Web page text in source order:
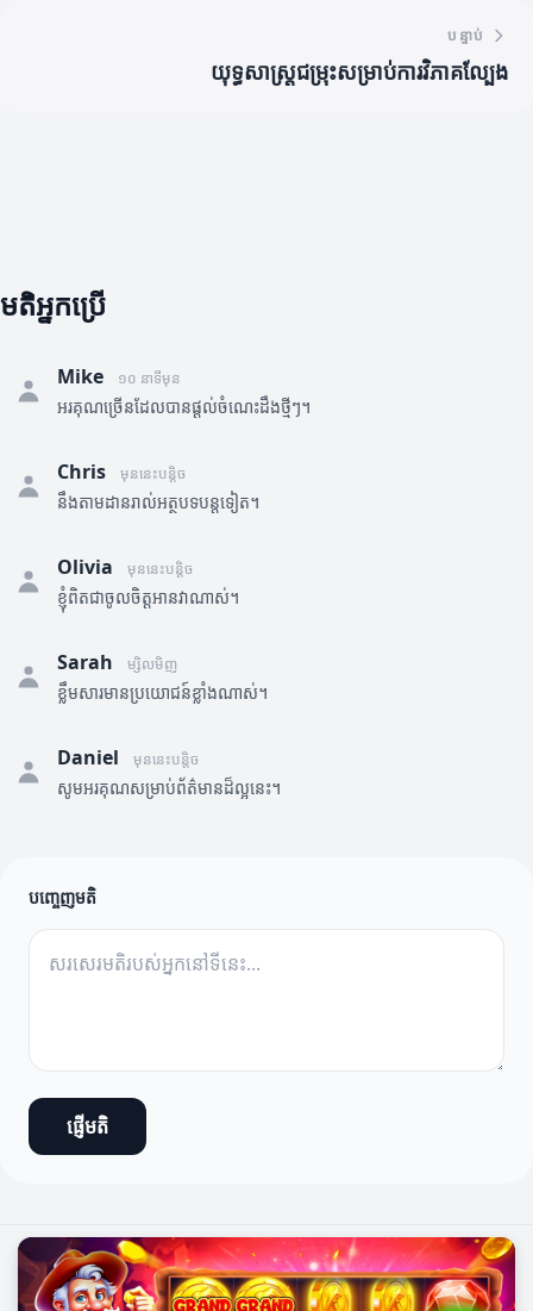
បន្ទាប់
យុទ្ធសាស្ត្រជម្រុះសម្រាប់ការវិភាគល្បែង
មតិអ្នកប្រើ
Mike ១០ នាទីមុន
អរគុណច្រើនដែលបានផ្តល់ចំណេះដឹងថ្មីៗ។
Chris មុននេះបន្តិច
នឹងតាមដានរាល់អត្ថបទបន្តទៀត។
Olivia មុននេះបន្តិច
ខ្ញុំពិតជាចូលចិត្តអានវាណាស់។
Sarah ម្សិលមិញ
ខ្លឹមសារមានប្រយោជន៍ខ្លាំងណាស់។
Daniel មុននេះបន្តិច
សូមអរគុណសម្រាប់ព័ត៌មានដ៏ល្អនេះ។
បញ្ចេញមតិ
ផ្ញើមតិ